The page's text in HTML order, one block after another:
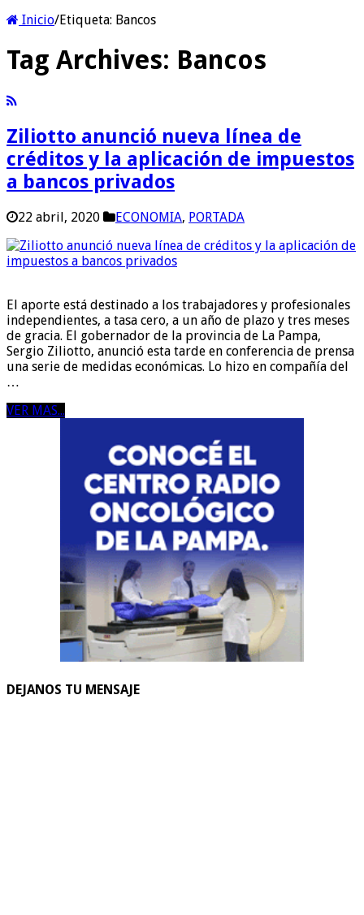
Inicio/Etiqueta: Bancos
Tag Archives: Bancos
Ziliotto anunció nueva línea de
créditos y la aplicación de impuestos
a bancos privados
22 abril, 2020 ECONOMIA, PORTADA
El aporte está destinado a los trabajadores y profesionales
independientes, a tasa cero, a un año de plazo y tres meses
de gracia. El gobernador de la provincia de La Pampa,
Sergio Ziliotto, anunció esta tarde en conferencia de prensa
una serie de medidas económicas. Lo hizo en compañía del
…
VER MAS...
DEJANOS TU MENSAJE